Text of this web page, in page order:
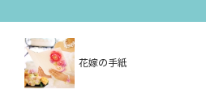
花嫁の手紙